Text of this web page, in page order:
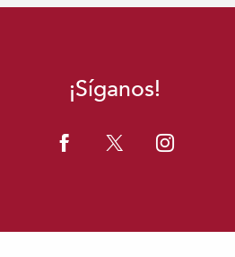
¡Síganos!